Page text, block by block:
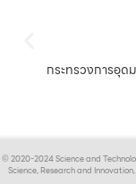
กระทรวงการอุด
© 2020-2024 Science and
Science, Research and